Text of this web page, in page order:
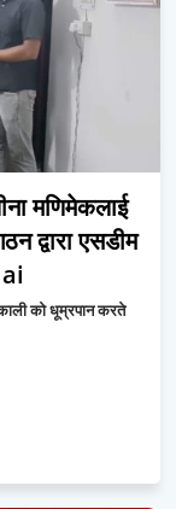
मणिमेकलाई
द्वारा एसडीम
को धूम्रपान करते